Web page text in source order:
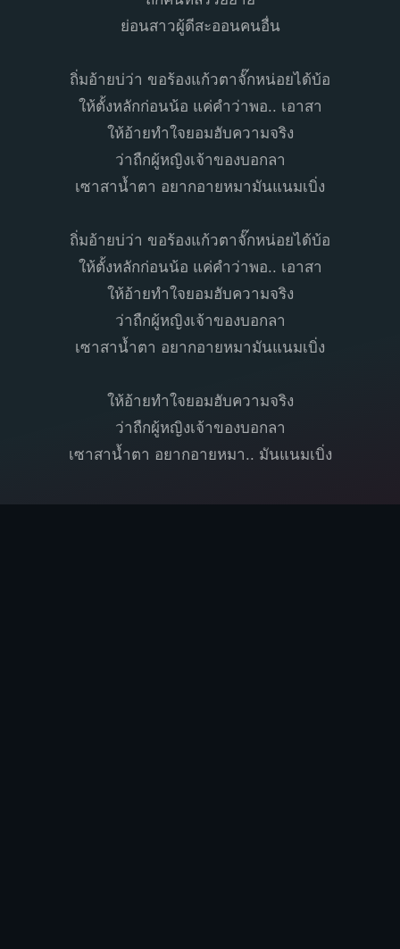
ย่อนสาวผู้ดีสะออนคนอื่น
ถิ่มอ้ายบ่ว่า ขอร้องแก้วตาจั๊กหน่อยได้บ้อ
ให้ตั้งหลักก่อนน้อ แค่คำว่าพอ.. เอาสา
ให้อ้ายทำใจยอมฮับความจริง
ว่าถืกผู้หญิงเจ้าของบอกลา
เซาสาน้ำตา อยากอายหมามันแนมเบิ่ง
ถิ่มอ้ายบ่ว่า ขอร้องแก้วตาจั๊กหน่อยได้บ้อ
ให้ตั้งหลักก่อนน้อ แค่คำว่าพอ.. เอาสา
ให้อ้ายทำใจยอมฮับความจริง
ว่าถืกผู้หญิงเจ้าของบอกลา
เซาสาน้ำตา อยากอายหมามันแนมเบิ่ง
ให้อ้ายทำใจยอมฮับความจริง
ว่าถืกผู้หญิงเจ้าของบอกลา
เซาสาน้ำตา อยากอายหมา.. มันแนมเบิ่ง